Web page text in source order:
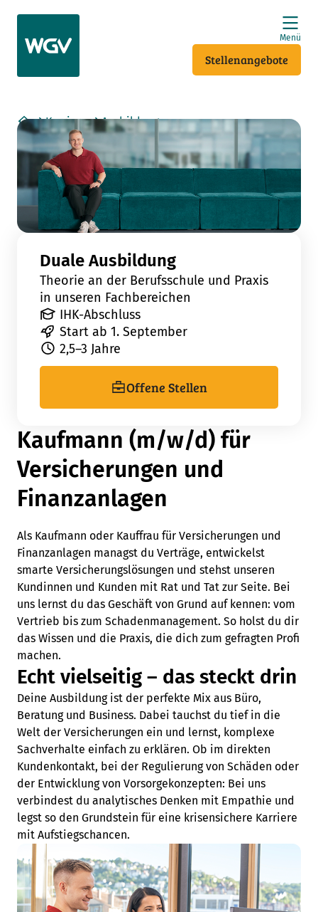
Menü
Stellenangebote
Home
Karriere
Ausbildung
Kaufleute für Versicherungen und Finanzanlagen
Duale Ausbildung
Theorie an der Berufsschule und Praxis
in unseren Fachbereichen
IHK-Abschluss
Start ab 1. September
2,5–3 Jahre
Offene Stellen
Kaufmann (m/w/d) für
Versicherungen und
Finanzanlagen
Als Kaufmann oder Kauffrau für Versicherungen und
Finanzanlagen managst du Verträge, entwickelst
smarte Versicherungslösungen und stehst unseren
Kundinnen und Kunden mit Rat und Tat zur Seite. Bei
uns lernst du das Geschäft von Grund auf kennen: vom
Vertrieb bis zum Schadenmanagement. So holst du dir
das Wissen und die Praxis, die dich zum gefragten Profi
machen.
Echt vielseitig – das steckt drin
Deine Ausbildung ist der perfekte Mix aus Büro,
Beratung und Business. Dabei tauchst du tief in die
Welt der Versicherungen ein und lernst, komplexe
Sachverhalte einfach zu erklären. Ob im direkten
Kundenkontakt, bei der Regulierung von Schäden oder
der Entwicklung von Vorsorgekonzepten: Bei uns
verbindest du analytisches Denken mit Empathie und
legst so den Grundstein für eine krisensichere Karriere
mit Aufstiegschancen.